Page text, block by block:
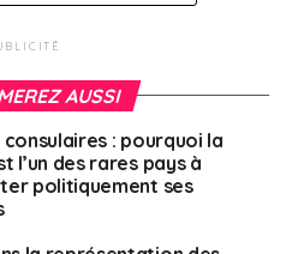
mises en
ce
l’Assemblée des Français
AUSSI
consulaires : pourquoi la
l’un des rares pays à
politiquement ses